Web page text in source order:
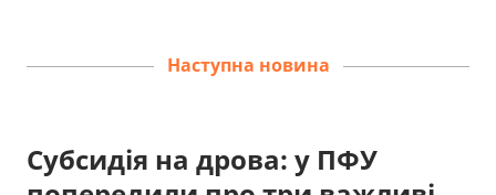
Наступна новина
Субсидія на дрова: у ПФУ